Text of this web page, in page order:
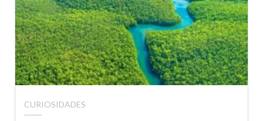
CURIOSIDADES